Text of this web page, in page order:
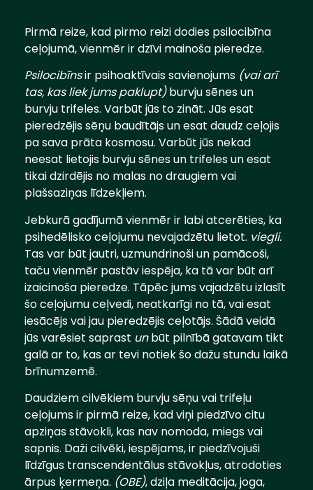
Pirmā reize, kad pirmo reizi dodies psilocibīna
ceļojumā, vienmēr ir dzīvi mainoša pieredze.
Psilocibīnsir psihoaktīvais savienojums (vai arī
tas, kas liek jums paklupt)burvju sēnes un
burvju trifeles. Varbūt jūs to zināt. Jūs esat
pieredzējis sēņu baudītājs un esat daudz ceļojis
pa sava prāta kosmosu. Varbūt jūs nekad
neesat lietojis burvju sēnes un trifeles un esat
tikai dzirdējis no malas no draugiem vai
plašsaziņas līdzekļiem.
Jebkurā gadījumā vienmēr ir labi atcerēties, ka
psihedēlisko ceļojumu nevajadzētu lietot. viegli.
Tas var būt jautri, uzmundrinoši un pamācoši,
taču vienmēr pastāv iespēja, ka tā var būt arī
izaicinoša pieredze. Tāpēc jums vajadzētu izlasīt
šo ceļojumu ceļvedi, neatkarīgi no tā, vai esat
iesācējs vai jau pieredzējis ceļotājs. Šādā veidā
jūs varēsiet saprast unbūt pilnībā gatavam tikt
galā ar to, kas ar tevi notiek šo dažu stundu laikā
brīnumzemē.
Daudziem cilvēkiem burvju sēņu vai trifeļu
ceļojums ir pirmā reize, kad viņi piedzīvo citu
apziņas stāvokli, kas nav nomoda, miegs vai
sapnis. Daži cilvēki, iespējams, ir piedzīvojuši
līdzīgus transcendentālus stāvokļus, atrodoties
ārpus ķermeņa. (OBE), dziļa meditācija, joga,